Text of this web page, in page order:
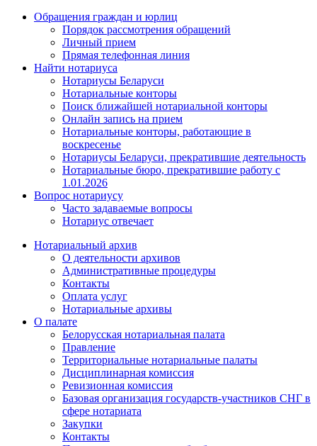
Обращения граждан и юрлиц
Порядок рассмотрения обращений
Личный прием
Прямая телефонная линия
Найти нотариуса
Нотариусы Беларуси
Нотариальные конторы
Поиск ближайшей нотариальной конторы
Онлайн запись на прием
Нотариальные конторы, работающие в
воскресенье
Нотариусы Беларуси, прекратившие деятельность
Нотариальные бюро, прекратившие работу с
1.01.2026
Вопрос нотариусу
Часто задаваемые вопросы
Нотариус отвечает
Нотариальный архив
О деятельности архивов
Административные процедуры
Контакты
Оплата услуг
Нотариальные архивы
О палате
Белорусская нотариальная палата
Правление
Территориальные нотариальные палаты
Дисциплинарная комиссия
Ревизионная комиссия
Базовая организация государств-участников СНГ в
сфере нотариата
Закупки
Контакты